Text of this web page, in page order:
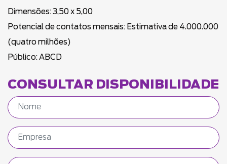
Dimensões: 3,50 x 5,00
Potencial de contatos mensais: Estimativa de 4.000.000
(quatro milhões)
Público: ABCD
CONSULTAR DISPONIBILIDADE